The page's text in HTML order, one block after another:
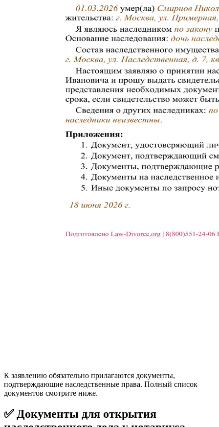
К заявлению обязательно прилагаются документы,
подтверждающие наследственные права. Полный список
документов смотрите ниже.
✅ Документы для открытия